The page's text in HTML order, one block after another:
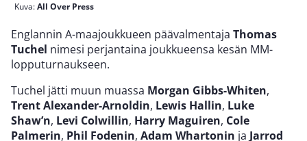
Kuva:All Over Press
Englannin A-maajoukkueen päävalmentaja Thomas
Tuchel nimesi perjantaina joukkueensa kesän MM-
lopputurnaukseen.
Tuchel jätti muun muassa Morgan Gibbs-Whiten,
Trent Alexander-Arnoldin, Lewis Hallin, Luke
Shaw’n, Levi Colwillin, Harry Maguiren, Cole
Palmerin, Phil Fodenin, Adam Whartonin ja Jarrod